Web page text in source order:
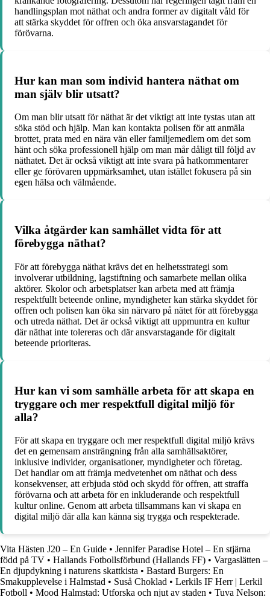
handlingsplan mot näthat och andra former av digitalt våld för
att stärka skyddet för offren och öka ansvarstagandet för
förövarna.
Hur kan man som individ hantera näthat om
man själv blir utsatt?
Om man blir utsatt för näthat är det viktigt att inte tystas utan att
söka stöd och hjälp. Man kan kontakta polisen för att anmäla
brottet, prata med en nära vän eller familjemedlem om det som
hänt och söka professionell hjälp om man mår dåligt till följd av
näthatet. Det är också viktigt att inte svara på hatkommentarer
eller ge förövaren uppmärksamhet, utan istället fokusera på sin
egen hälsa och välmående.
Vilka åtgärder kan samhället vidta för att
förebygga näthat?
För att förebygga näthat krävs det en helhetsstrategi som
involverar utbildning, lagstiftning och samarbete mellan olika
aktörer. Skolor och arbetsplatser kan arbeta med att främja
respektfullt beteende online, myndigheter kan stärka skyddet för
offren och polisen kan öka sin närvaro på nätet för att förebygga
och utreda näthat. Det är också viktigt att uppmuntra en kultur
där näthat inte tolereras och där ansvarstagande för digitalt
beteende prioriteras.
Hur kan vi som samhälle arbeta för att skapa en
tryggare och mer respektfull digital miljö för
alla?
För att skapa en tryggare och mer respektfull digital miljö krävs
det en gemensam ansträngning från alla samhällsaktörer,
inklusive individer, organisationer, myndigheter och företag.
Det handlar om att främja medvetenhet om näthat och dess
konsekvenser, att erbjuda stöd och skydd för offren, att straffa
förövarna och att arbeta för en inkluderande och respektfull
kultur online. Genom att arbeta tillsammans kan vi skapa en
digital miljö där alla kan känna sig trygga och respekterade.
Vita Hästen J20 – En Guide • Jennifer Paradise Hotel – En stjärna
född på TV • Hallands Fotbollsförbund (Hallands FF) • Vargaslätten –
En djupdykning i naturens skattkista • Bastard Burgers: En
Smakupplevelse i Halmstad • Suså Choklad • Lerkils IF Herr | Lerkil
Fotboll • Mood Halmstad: Utforska och njut av staden • Tuva Nelson: